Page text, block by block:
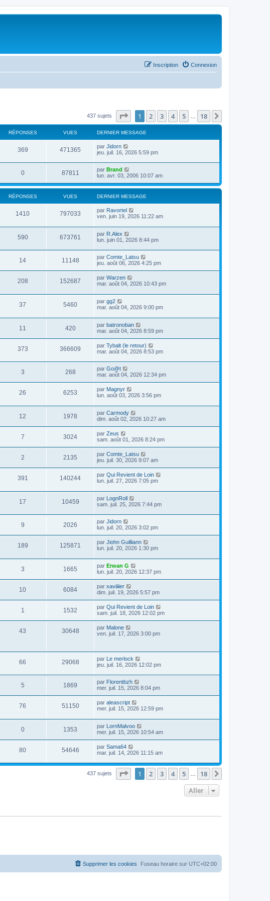
Connexion
Inscription
437 sujets Page sur18
1 2 3 4 5 18
RÉPONSES VUES DERNIER MESSAGE
369 471365 par Jidorn
jeu. juil. 16, 2026 5:59 pm
0 87811 par Brand
lun. avr. 03, 2006 10:07 am
RÉPONSES VUES DERNIER MESSAGE
1410 797033 par Ravortel
ven. juin 19, 2026 11:22 am
590 673761 par R.Alex
lun. juin 01, 2026 8:44 pm
14 11148 par Comte_Latsu
jeu. août 06, 2026 4:25 pm
208 152687 par Warzen
mar. août 04, 2026 10:43 pm
37 5460 par gg2
mar. août 04, 2026 9:00 pm
11 420 par batronoban
mar. août 04, 2026 8:59 pm
373 366609 par Tybalt (le retour)
mar. août 04, 2026 8:53 pm
3 268 par Go@t
mar. août 04, 2026 12:34 pm
26 6253 par Magnyr
lun. août 03, 2026 3:56 pm
12 1978 par Carmody
dim. août 02, 2026 10:27 am
7 3024 par Zeus
sam. août 01, 2026 8:24 pm
2 2135 par Comte_Latsu
jeu. juil. 30, 2026 9:07 am
391 140244 par Qui Revient de Loin
lun. juil. 27, 2026 7:05 pm
17 10459 par LognRoll
sam. juil. 25, 2026 7:44 pm
9 2026 par Jidorn
lun. juil. 20, 2026 3:02 pm
189 125871 par Jiohn Guilliann
lun. juil. 20, 2026 1:30 pm
3 1665 par Erwan G
lun. juil. 20, 2026 12:37 pm
10 6084 par xaviiiier
dim. juil. 19, 2026 5:57 pm
1 1532 par Qui Revient de Loin
sam. juil. 18, 2026 12:02 pm
43 30648 par Malone
ven. juil. 17, 2026 3:00 pm
66 29068 par Le merlock
jeu. juil. 16, 2026 12:02 pm
5 1869 par Florentbzh
mer. juil. 15, 2026 8:04 pm
76 51150 par aleascript
mer. juil. 15, 2026 12:59 pm
0 1353 par LornMalvoo
mer. juil. 15, 2026 10:54 am
80 54646 par Sama64
mar. juil. 14, 2026 11:15 am
437 sujets Page sur18
1 2 3 4 5 … 18
Aller
Fuseau horaire sur UTC+02:00
Supprimer les cookies